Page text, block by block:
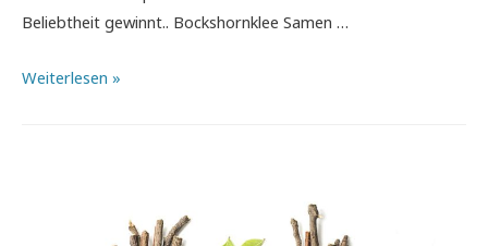
Beliebtheit gewinnt.. Bockshornklee Samen …
Bockshornklee
Gesundheitsplus
Weiterlesen »